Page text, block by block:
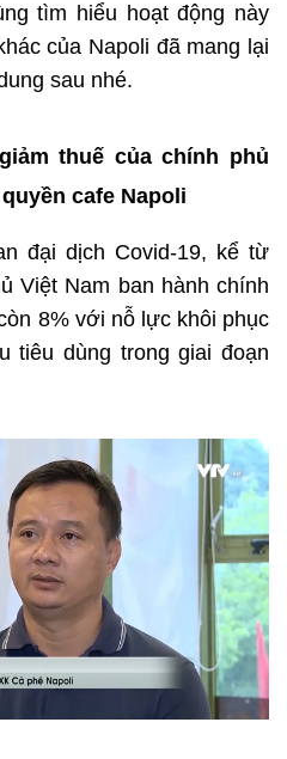
tìm hiểu hoạt động này
của Napoli đã mang lại
sau nhé.
thuế của chính phủ
cafe Napoli
đại dịch Covid-19, kể từ
Việt Nam ban hành chính
8% với nỗ lực khôi phục
tiêu dùng trong giai đoạn